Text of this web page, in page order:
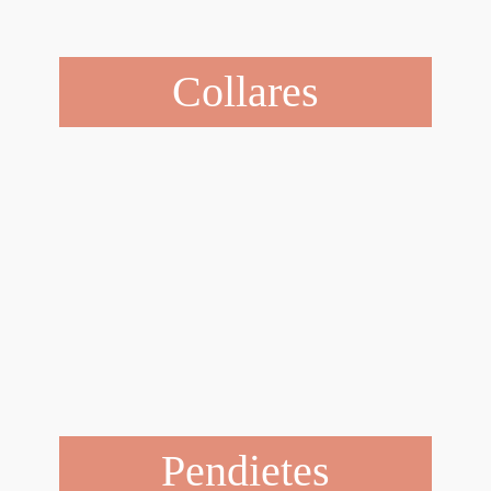
Collares
Pendietes